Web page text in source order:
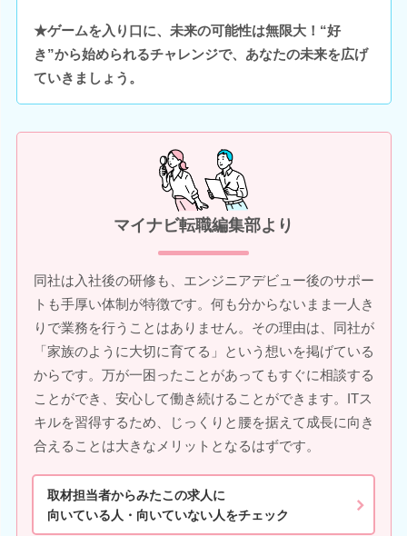
★ゲームを入り口に、未来の可能性は無限大！“好
き”から始められるチャレンジで、あなたの未来を広げ
ていきましょう。
マイナビ転職編集部より
同社は入社後の研修も、エンジニアデビュー後のサポー
トも手厚い体制が特徴です。何も分からないまま一人き
りで業務を行うことはありません。その理由は、同社が
「家族のように大切に育てる」という想いを掲げている
からです。万が一困ったことがあってもすぐに相談する
ことができ、安心して働き続けることができます。ITス
キルを習得するため、じっくりと腰を据えて成長に向き
合えることは大きなメリットとなるはずです。
取材担当者からみたこの求人に
向いている人・向いていない人をチェック